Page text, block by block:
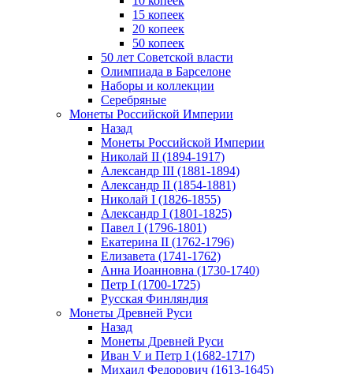
15 копеек
20 копеек
50 копеек
50 лет Советской власти
Олимпиада в Барселоне
Наборы и коллекции
Серебряные
Монеты Российской Империи
Назад
Монеты Российской Империи
Николай II (1894-1917)
Александр III (1881-1894)
Александр II (1854-1881)
Николай I (1826-1855)
Александр I (1801-1825)
Павел I (1796-1801)
Екатерина II (1762-1796)
Елизавета (1741-1762)
Анна Иоанновна (1730-1740)
Петр I (1700-1725)
Русская Финляндия
Монеты Древней Руси
Назад
Монеты Древней Руси
Иван V и Петр I (1682-1717)
Михаил Федорович (1613-1645)